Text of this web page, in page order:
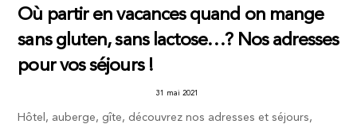
Où partir en vacances quand on mange
sans gluten, sans lactose…? Nos adresses
pour vos séjours !
31 mai 2021
Hôtel, auberge, gîte, découvrez nos adresses et séjours,